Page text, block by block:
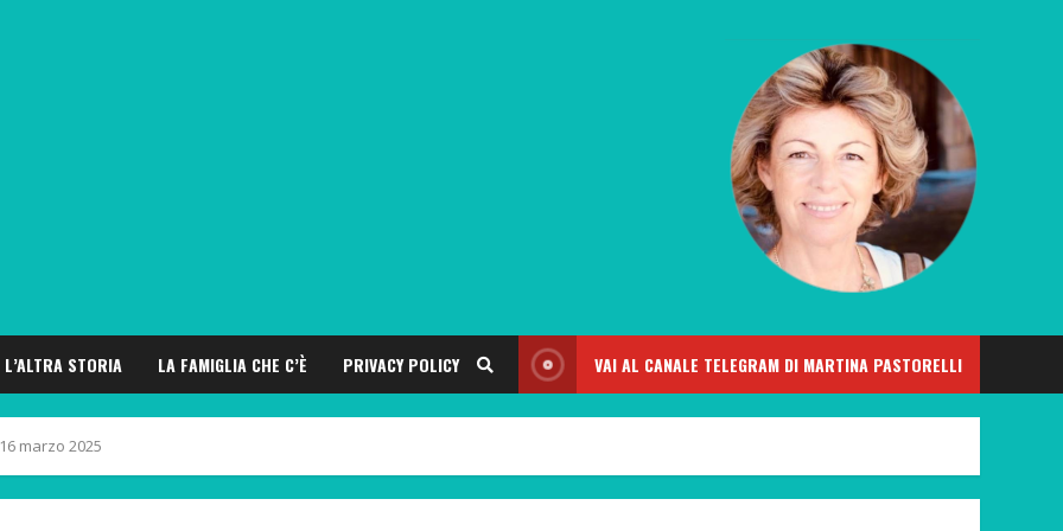
L’ALTRA STORIA LA FAMIGLIA CHE C’È PRIVACY POLICY VAI AL CANALE TELEGRAM DI MARTINA PASTORELLI
marzo 2025